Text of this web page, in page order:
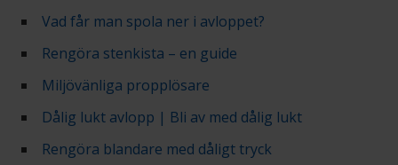
Vad får man spola ner i avloppet?
Rengöra stenkista – en guide
Miljövänliga propplösare
Dålig lukt avlopp | Bli av med dålig lukt
Rengöra blandare med dåligt tryck